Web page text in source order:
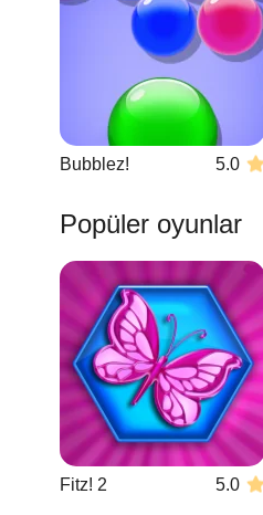
Bubblez! 5.0
Popüler oyunlar
Fitz! 2 5.0